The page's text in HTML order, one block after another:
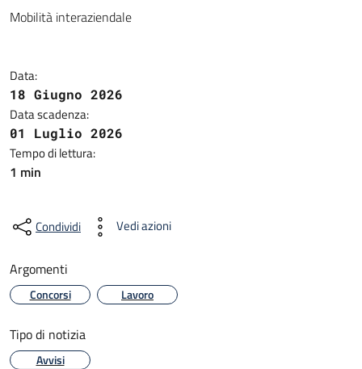
Mobilità interaziendale
Data:
18 Giugno 2026
Data scadenza:
01 Luglio 2026
Tempo di lettura:
1 min
Condividi Vedi azioni
Argomenti
Concorsi Lavoro
Tipo di notizia
Avvisi